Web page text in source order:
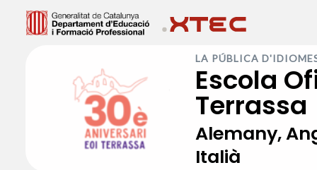
LA PÚBLICA
Escola
Terrassa
Alemany,
Italià